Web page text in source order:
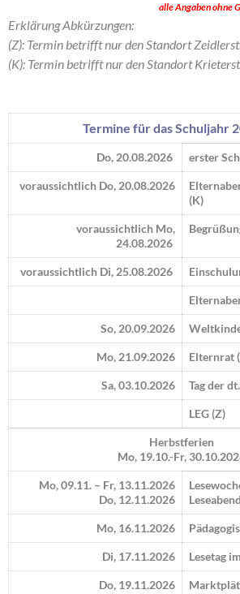
alle Angaben ohne
Erklärung Abkürzungen:
(Z): Termin betrifft nur den Standort
(K): Termin betrifft nur den Standort
Termine für das Schuljahr
Do, 20.08.2026 erster
voraussichtlich Do, 20.08.2026
(K)
voraussichtlich Mo,
24.08.2026
voraussichtlich Di, 25.08.2026
So, 20.09.2026
Mo, 21.09.2026 Elternrat
Sa, 03.10.2026 Tag der
LEG (Z)
Herbstferien
Mo, 19.10.-Fr,
Mo, 09.11. – Fr, 13.11.2026
Do, 12.11.2026
Mo, 16.11.2026
Di, 17.11.2026 Lesetag
Do, 19.11.2026